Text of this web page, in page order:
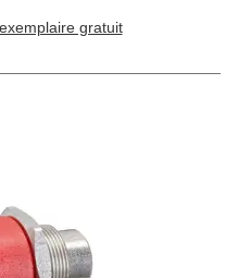
gratuit